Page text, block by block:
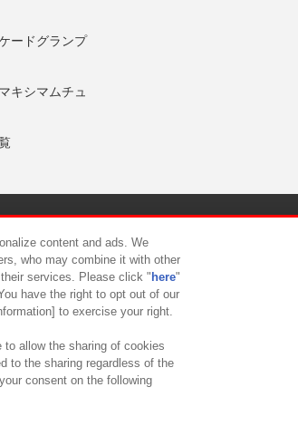
ードグランプ
キシマムチュ
カスタマーハラスメント対応方針
content and ads. We
who may combine it with other
services. Please click " here"
have the right to opt out of our
to exercise your right.
allow the sharing of cookies
to the sharing regardless of the
consent on the following